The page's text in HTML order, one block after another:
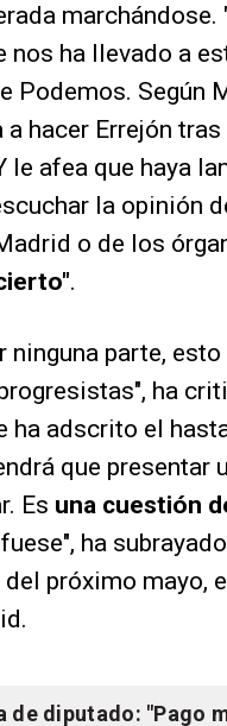
ha llevado a
Podemos. Según
a hacer Errejón
le afea que haya
la opinión
o de los
.
ninguna parte,
ha
ha adscrito el
que presentar
Es una cuestión
ha
próximo mayo,
de diputado: "Pago